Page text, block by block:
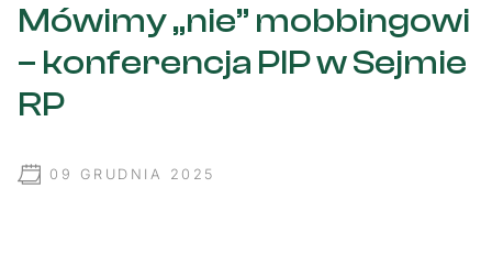
Mówimy „nie” mobbingowi
– konferencja PIP w Sejmie
RP
09 GRUDNIA 2025